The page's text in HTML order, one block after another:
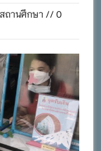
นในสังกัด
านพุ่ม และจุด
อกาสวันเฉลิม
ะเจ้าอยู่หัว ๒๘
ถานศึกษา // 0